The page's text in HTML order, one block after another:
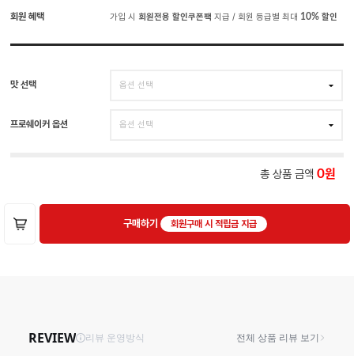
회원 혜택 가입 시 회원전용 할인쿠폰팩 지급 / 회원 등급별 최대 10%할인
맛 선택
프로쉐이커 옵션
총 상품 금액 0
구매하기 회원구매 시 적립금 지급